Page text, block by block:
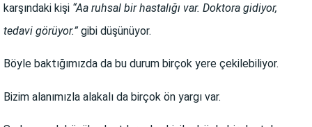
karşındaki kişi “Aa ruhsal bir hastalığı var. Doktora gidiyor,
tedavi görüyor.” gibi düşünüyor.
Böyle baktığımızda da bu durum birçok yere çekilebiliyor.
Bizim alanımızla alakalı da birçok ön yargı var.